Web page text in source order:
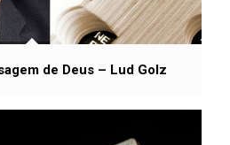
de Deus – Lud Golz